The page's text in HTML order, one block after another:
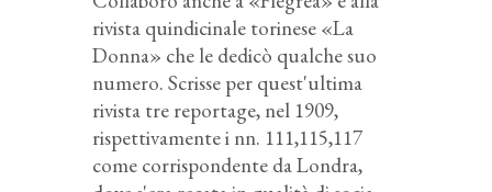
rivista quindicinale torinese «La
Donna» che le dedicò qualche suo
numero. Scrisse per quest'ultima
rivista tre reportage, nel 1909,
rispettivamente i nn. 111,115,117
come corrispondente da Londra,